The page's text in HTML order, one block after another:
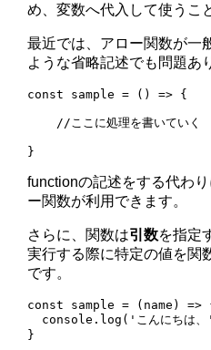
め、変数へ代入して使うこ
最近では、アロー関数が一
ような省略記述でも問題あ
const sample = () => {
    //ここに処理を書いていく
functionの記述をする代わ
ー関数が利用できます。
さらに、関数は引数を指定
実行する際に特定の値を関
です。
const sample = (name) =>
console.log('こんにちは
}